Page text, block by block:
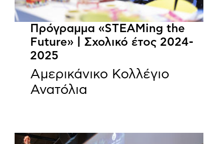
Πρόγραμμα «STEAMing the
Future» | Σχολικό έτος 2024-
2025
Αμερικάνικο Κολλέγιο
Ανατόλια